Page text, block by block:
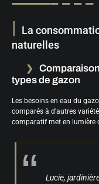
La
naturelles
types de gazon
Les besoins en eau du
comparés à d’autres
comparatif met en lumière
Lucie,